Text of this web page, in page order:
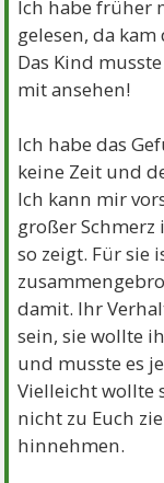
Ich habe früher
gelesen, da
Das Kind
mit ansehen!
Ich habe das
keine Zeit und
Ich kann mir
großer
so zeigt. Für sie
damit. Ihr
sein, sie wollte
und musste es
Vielleicht wollte
nicht zu Euch
hinnehmen.